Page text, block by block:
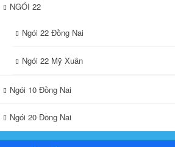
NGÓI 22
Ngói 22 Đồng Nai
Ngói 22 Mỹ Xuân
Ngói 10 Đồng Nai
Ngói 20 Đồng Nai